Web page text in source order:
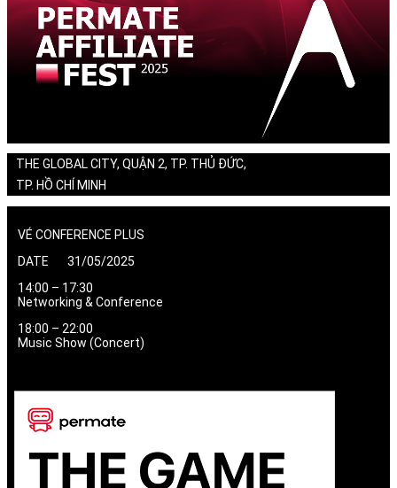
THE GLOBAL CITY, QUẬN 2, TP. THỦ ĐỨC,
TP. HỒ CHÍ MINH
VÉ CONFERENCE PLUS
DATE 31/05/2025
14:00 – 17:30
Networking & Conference
18:00 – 22:00
Music Show (Concert)